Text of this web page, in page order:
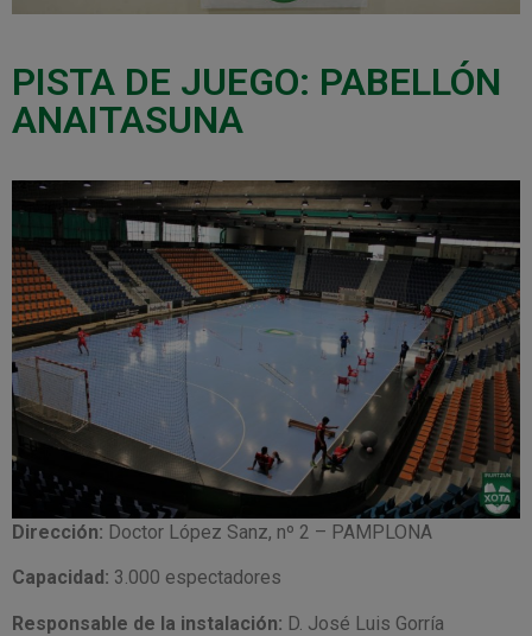
PISTA DE JUEGO: PABELLÓN
ANAITASUNA
Dirección: Doctor López Sanz, nº 2 – PAMPLONA
Capacidad: 3.000 espectadores
Responsable de la instalación: D. José Luis Gorría